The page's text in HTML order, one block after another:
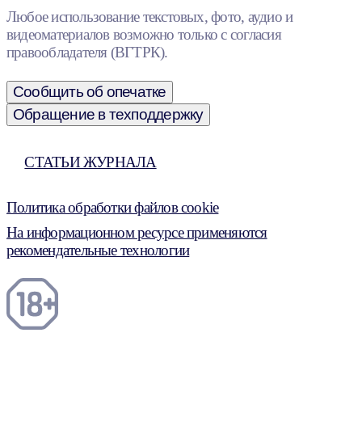
Любое использование текстовых, фото, аудио и
видеоматериалов возможно только с согласия
правообладателя (ВГТРК).
Сообщить об опечатке
Обращение в техподдержку
СТАТЬИ ЖУРНАЛА
Политика обработки файлов cookie
На информационном ресурсе применяются
рекомендательные технологии